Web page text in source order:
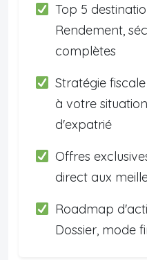
Top 5
Rendement,
complètes
Stratégie
à votre
d'expatrié
Offres
direct aux
Roadmap
Dossier, mode